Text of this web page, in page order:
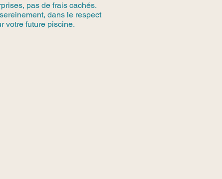
pas de frais cachés.
dans le respect
votre future piscine.